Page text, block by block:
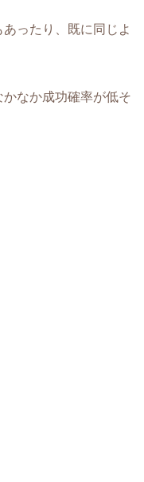
ったり、既に同じよ
なか成功確率が低そ